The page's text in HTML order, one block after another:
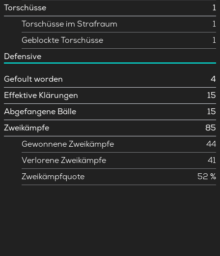
Torschüsse
1
Torschüsse im Strafraum
1
Geblockte Torschüsse
1
Defensive
Gefoult worden
4
Effektive Klärungen
15
Abgefangene Bälle
15
Zweikämpfe
85
Gewonnene Zweikämpfe
44
Verlorene Zweikämpfe
41
Zweikämpfquote
52 %